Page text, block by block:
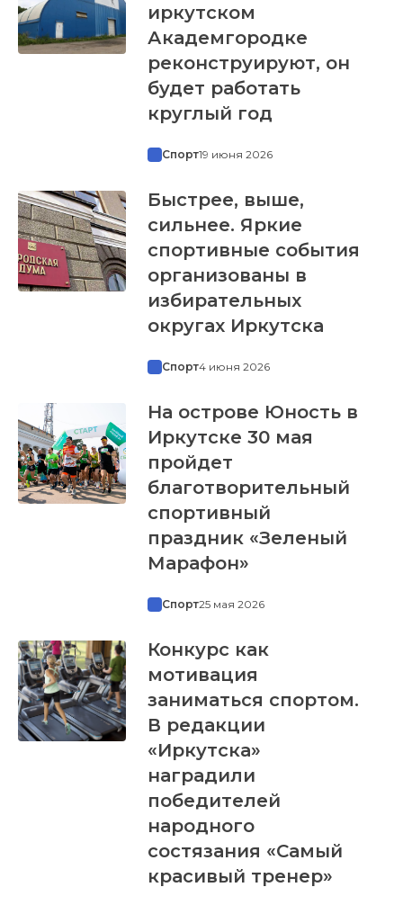
иркутском
Академгородке
реконструируют, он
будет работать
круглый год
Спорт19 июня 2026
Быстрее, выше,
сильнее. Яркие
спортивные события
организованы в
избирательных
округах Иркутска
Спорт4 июня 2026
На острове Юность в
Иркутске 30 мая
пройдет
благотворительный
спортивный
праздник «Зеленый
Марафон»
Спорт25 мая 2026
Конкурс как
мотивация
заниматься спортом.
В редакции
«Иркутска»
наградили
победителей
народного
состязания «Самый
красивый тренер»